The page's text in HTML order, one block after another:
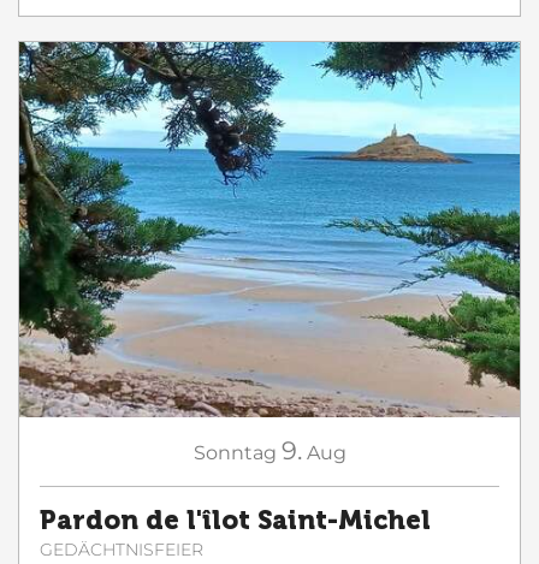
Sonntag 9. Aug
Pardon de l'îlot Saint-Michel
GEDÄCHTNISFEIER